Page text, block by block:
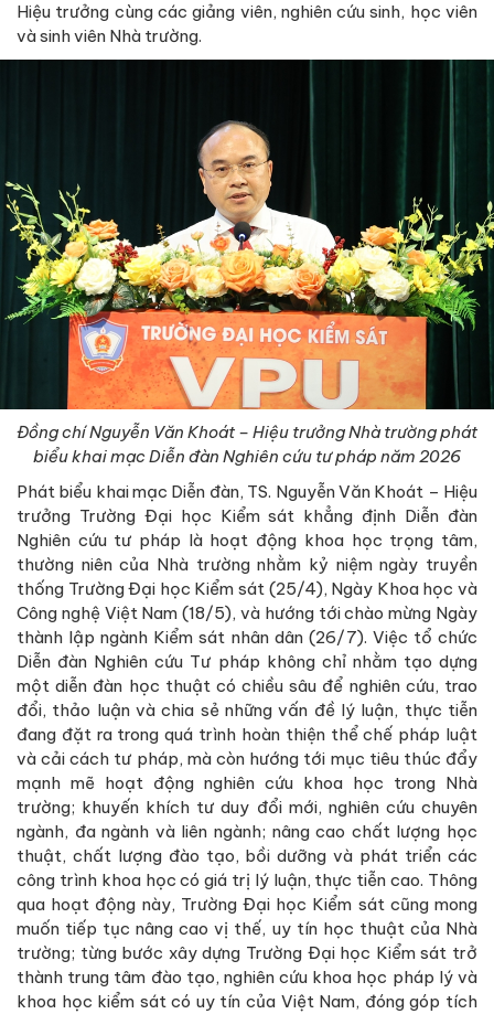
Hiệu trưởng cùng các giảng viên, nghiên cứu sinh, học viên
và sinh viên Nhà trường.
Đồng chí Nguyễn Văn Khoát – Hiệu trưởng Nhà trường phát
biểu khai mạc Diễn đàn Nghiên cứu tư pháp năm 2026
Phát biểu khai mạc Diễn đàn, TS. Nguyễn Văn Khoát – Hiệu
trưởng Trường Đại học Kiểm sát khẳng định Diễn đàn
Nghiên cứu tư pháp là hoạt động khoa học trọng tâm,
thường niên của Nhà trường nhằm kỷ niệm ngày truyền
thống Trường Đại học Kiểm sát (25/4), Ngày Khoa học và
Công nghệ Việt Nam (18/5), và hướng tới chào mừng Ngày
thành lập ngành Kiểm sát nhân dân (26/7). Việc tổ chức
Diễn đàn Nghiên cứu Tư pháp không chỉ nhằm tạo dựng
một diễn đàn học thuật có chiều sâu để nghiên cứu, trao
đổi, thảo luận và chia sẻ những vấn đề lý luận, thực tiễn
đang đặt ra trong quá trình hoàn thiện thể chế pháp luật
và cải cách tư pháp, mà còn hướng tới mục tiêu thúc đẩy
mạnh mẽ hoạt động nghiên cứu khoa học trong Nhà
trường; khuyến khích tư duy đổi mới, nghiên cứu chuyên
ngành, đa ngành và liên ngành; nâng cao chất lượng học
thuật, chất lượng đào tạo, bồi dưỡng và phát triển các
công trình khoa học có giá trị lý luận, thực tiễn cao. Thông
qua hoạt động này, Trường Đại học Kiểm sát cũng mong
muốn tiếp tục nâng cao vị thế, uy tín học thuật của Nhà
trường; từng bước xây dựng Trường Đại học Kiểm sát trở
thành trung tâm đào tạo, nghiên cứu khoa học pháp lý và
khoa học kiểm sát có uy tín của Việt Nam, đóng góp tích